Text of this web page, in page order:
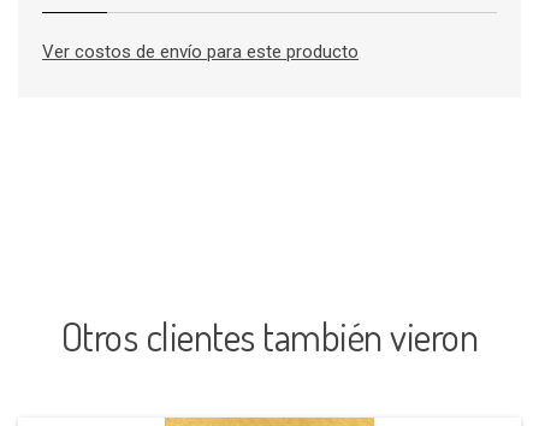
Ver costos de envío para este producto
Otros clientes también vieron